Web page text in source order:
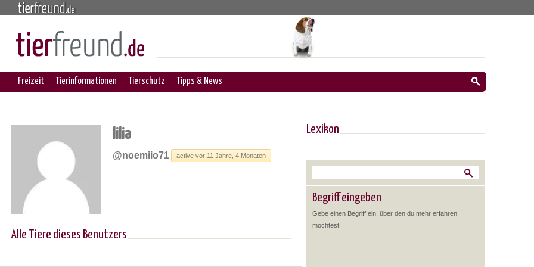
Freizeit Tierinformationen Tierschutz Tipps & News
lilia
@noemiio71 active vor 11 Jahre, 4 Monaten
Alle Tiere dieses Benutzers
Lexikon
Begriff eingeben
Gebe einen Begriff ein, über den du mehr erfahren
möchtest!